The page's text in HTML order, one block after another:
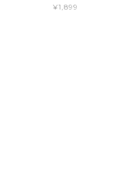
¥1,899